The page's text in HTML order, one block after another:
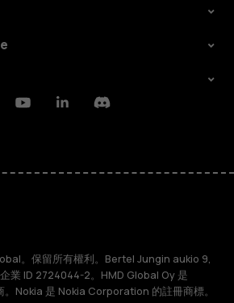
YoutubeLinkedinDiscord
。保留所有權利。Bertel Jungin aukio 9,
業 ID 2724044-2。HMD Global Oy 是
。Nokia 是 Nokia Corporation 的註冊商標。